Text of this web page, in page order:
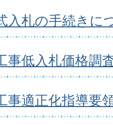
入札の手続きに
事低入札価格調
事適正化指導要